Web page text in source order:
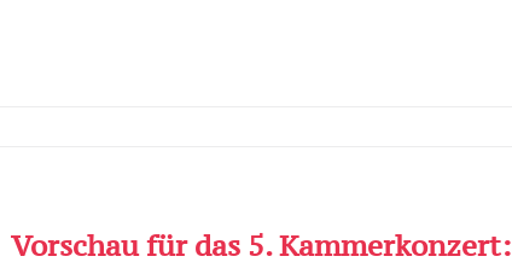
Vorschau für das 5.